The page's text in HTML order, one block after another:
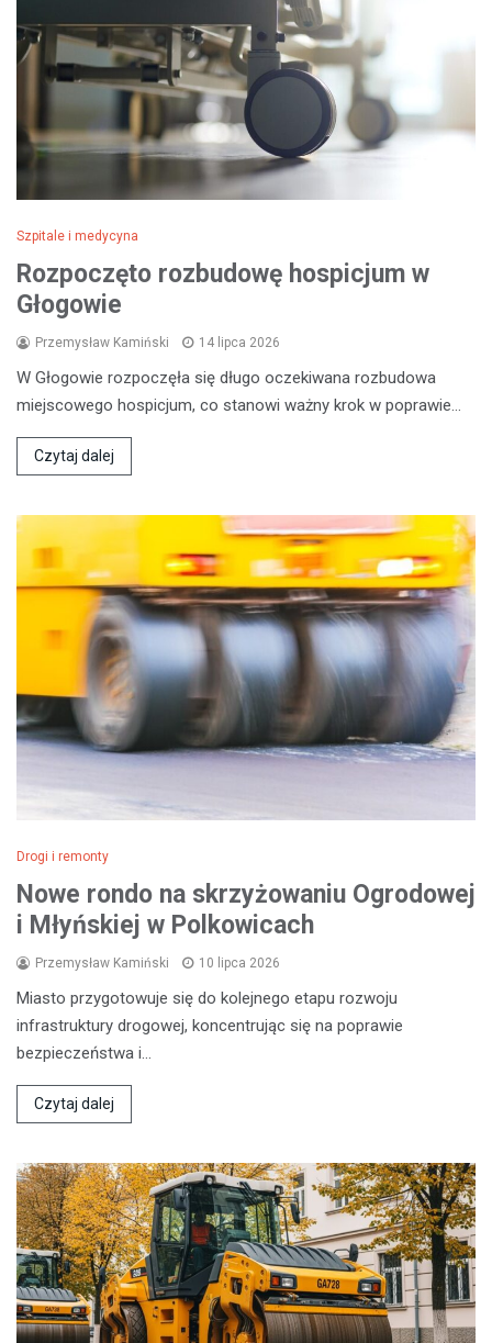
Szpitale i medycyna
Rozpoczęto rozbudowę hospicjum w
Głogowie
Przemysław Kamiński 14 lipca 2026
W Głogowie rozpoczęła się długo oczekiwana rozbudowa
miejscowego hospicjum, co stanowi ważny krok w poprawie…
Czytaj dalej
Drogi i remonty
Nowe rondo na skrzyżowaniu Ogrodowej
i Młyńskiej w Polkowicach
Przemysław Kamiński 10 lipca 2026
Miasto przygotowuje się do kolejnego etapu rozwoju
infrastruktury drogowej, koncentrując się na poprawie
bezpieczeństwa i…
Czytaj dalej